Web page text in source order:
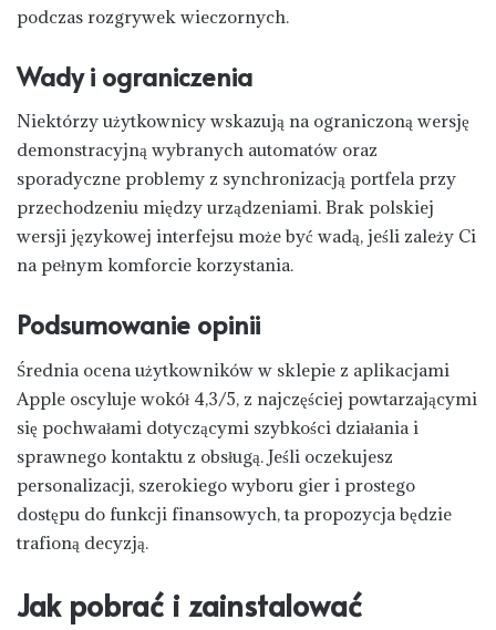
podczas rozgrywek wieczornych.
Wady i ograniczenia
Niektórzy użytkownicy wskazują na ograniczoną wersję
demonstracyjną wybranych automatów oraz
sporadyczne problemy z synchronizacją portfela przy
przechodzeniu między urządzeniami. Brak polskiej
wersji językowej interfejsu może być wadą, jeśli zależy Ci
na pełnym komforcie korzystania.
Podsumowanie opinii
Średnia ocena użytkowników w sklepie z aplikacjami
Apple oscyluje wokół 4,3/5, z najczęściej powtarzającymi
się pochwałami dotyczącymi szybkości działania i
sprawnego kontaktu z obsługą. Jeśli oczekujesz
personalizacji, szerokiego wyboru gier i prostego
dostępu do funkcji finansowych, ta propozycja będzie
trafioną decyzją.
Jak pobrać i zainstalować